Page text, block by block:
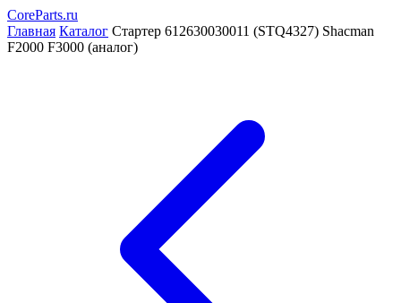
CoreParts.ru
Главная Каталог Стартер 612630030011 (STQ4327) Shacman
F2000 F3000 (аналог)